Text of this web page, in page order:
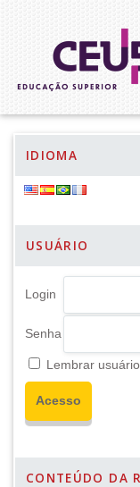
IDIOMA
USUÁRIO
Login
Senha
Lembrar usuário
CONTEÚDO DA